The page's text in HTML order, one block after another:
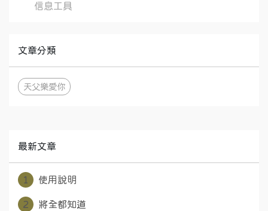
信息工具
文章分類
天父樂愛你
最新文章
1 使用說明
2 將全都知道